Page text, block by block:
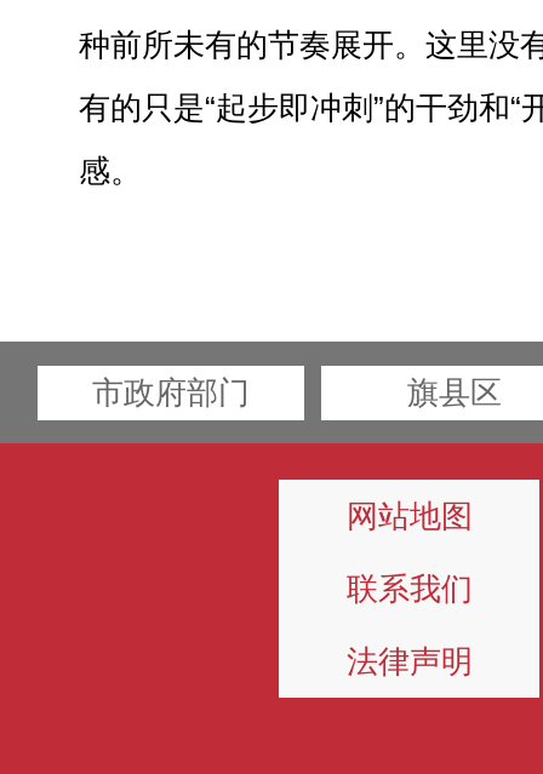
种前所未有的节奏展开。这里没
有的只是“起步即冲刺”的干劲和“
感。
市政府部门 旗县区
网站地图
联系我们
法律声明